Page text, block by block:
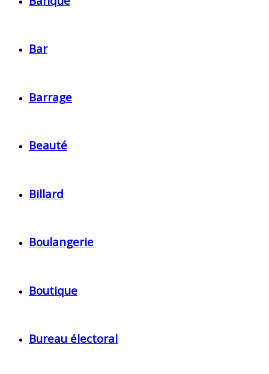
Bar
Barrage
Beauté
Billard
Boulangerie
Boutique
Bureau électoral